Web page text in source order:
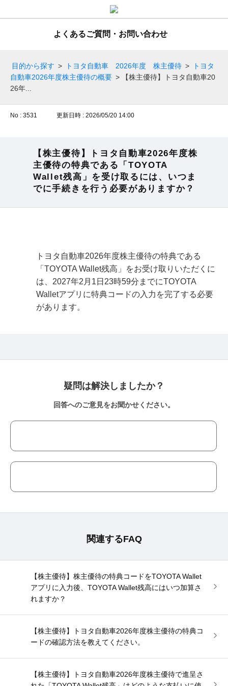
よくあるご質問・お問い合わせ
目的から探す > トヨタ自動車 2026年度 株主優待 >
トヨタ
自動車2026年度株主優待の概要 >
【株主優待】トヨタ自動車20
26年...
No : 3531 更新日時 : 2026/05/20 14:00
【株主優待】トヨタ自動車2026年度株
主優待の特典である「TOYOTA
Wallet残高」を受け取るには、いつま
でに手続きを行う必要がありますか？
トヨタ自動車2026年度株主優待の特典である
「TOYOTA Wallet残高」をお受け取りいただくに
は、2027年2月1日23時59分までにTOYOTA
Walletアプリに特典コードの入力を完了する必要
があります。
疑問は解決しましたか？
回答へのご意見をお聞かせください。
関連するFAQ
【株主優待】株主優待の特典コードをTOYOTA Wallet
アプリに入力後、TOYOTA Wallet残高にはいつ加算さ
れますか？
【株主優待】トヨタ自動車2026年度株主優待の特典コ
ードの確認方法を教えてください。
【株主優待】トヨタ自動車2026年度株主優待で進呈さ